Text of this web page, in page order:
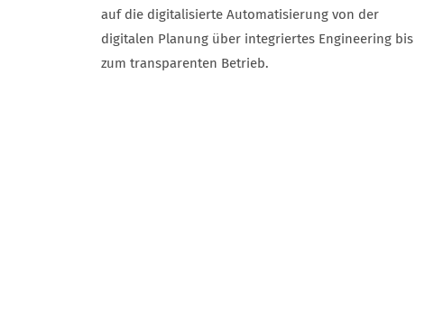
auf die digitalisierte Automatisierung von der
digitalen Planung über integriertes Engineering bis
zum transparenten Betrieb.